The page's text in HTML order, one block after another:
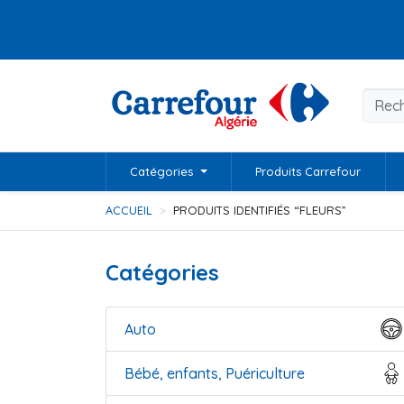
Catégories Produits Carrefour
ACCUEIL PRODUITS IDENTIFIÉS “FLEURS”
Catégories
Auto
Bébé, enfants, Puériculture